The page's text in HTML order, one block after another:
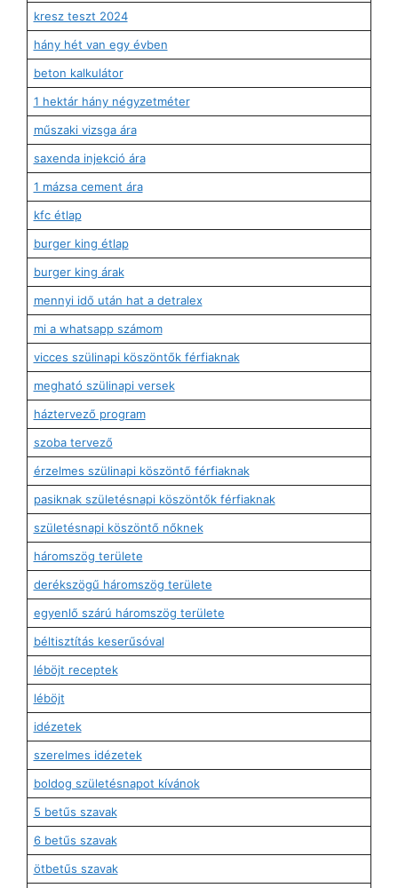
kresz teszt 2024
hány hét van egy évben
beton kalkulátor
1 hektár hány négyzetméter
műszaki vizsga ára
saxenda injekció ára
1 mázsa cement ára
kfc étlap
burger king étlap
burger king árak
mennyi idő után hat a detralex
mi a whatsapp számom
vicces szülinapi köszöntők férfiaknak
megható szülinapi versek
háztervező program
szoba tervező
érzelmes szülinapi köszöntő férfiaknak
pasiknak születésnapi köszöntők férfiaknak
születésnapi köszöntő nőknek
háromszög területe
derékszögű háromszög területe
egyenlő szárú háromszög területe
béltisztítás keserűsóval
léböjt receptek
léböjt
idézetek
szerelmes idézetek
boldog születésnapot kívánok
5 betűs szavak
6 betűs szavak
ötbetűs szavak